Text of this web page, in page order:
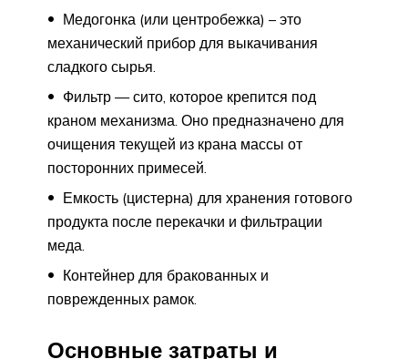
Медогонка (или центробежка) – это
механический прибор для выкачивания
сладкого сырья.
Фильтр — сито, которое крепится под
краном механизма. Оно предназначено для
очищения текущей из крана массы от
посторонних примесей.
Емкость (цистерна) для хранения готового
продукта после перекачки и фильтрации
меда.
Контейнер для бракованных и
поврежденных рамок.
Основные затраты и